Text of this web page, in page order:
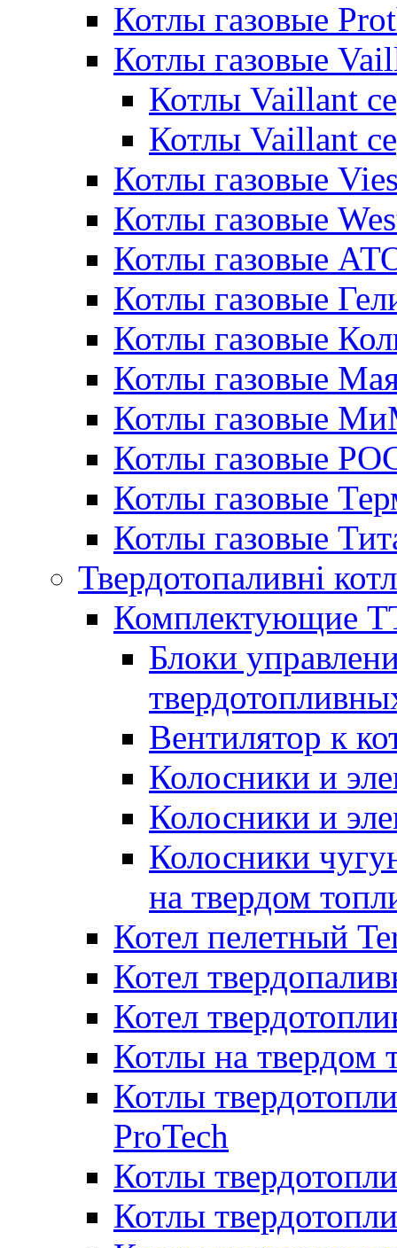
Котлы газовые
Котлы газовые
Котлы Vaillant
Котлы Vaillant
Котлы газовые
Котлы газовые
Котлы газовые
Котлы газовые
Котлы газовые
Котлы газовые
Котлы газовые
Котлы газовые
Котлы газовые
Котлы газовые
Твердотопаливні
Комплектующие
Блоки
Вентилятор к
Колосники и
Колосники и
Колосники
на твердом
Котел пелетный
Котел
Котел
Котлы на твердом
Котлы
ProTech
Котлы
Котлы